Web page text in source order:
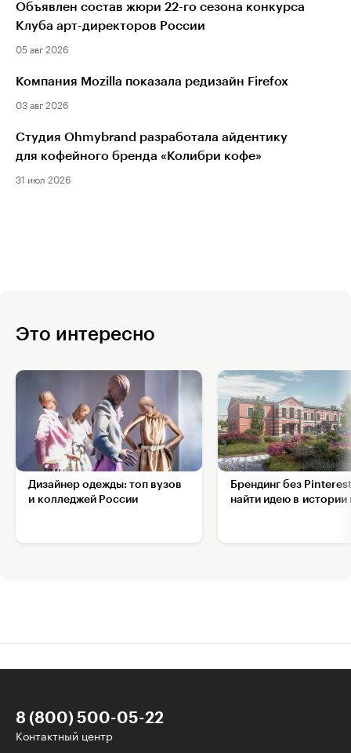
Объявлен состав жюри 22-го сезона конкурса
Клуба арт-директоров России
05 авг 2026
Компания Mozilla показала редизайн Firefox
03 авг 2026
Студия Ohmybrand разработала айдентику
для кофейного бренда «Колибри кофе»
31 июл 2026
Это интересно
Дизайнер одежды: топ вузов
и колледжей России
Брендинг без
найти идею в истории
8 (800) 500-05-22
Контактный центр